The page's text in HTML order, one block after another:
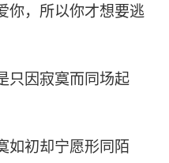
你，所以你才想要逃
只因寂寞而同场起
如初却宁愿形同陌